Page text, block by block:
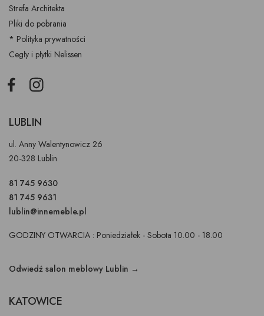
Strefa Architekta
Pliki do pobrania
* Polityka prywatności
Cegły i płytki Nelissen
FacebookInstagram
LUBLIN
ul. Anny Walentynowicz 26
20-328 Lublin
81 745 9630
81 745 9631
lublin@innemeble.pl
GODZINY OTWARCIA : Poniedziałek - Sobota 10.00 - 18.00
Odwiedź salon meblowy Lublin →
KATOWICE